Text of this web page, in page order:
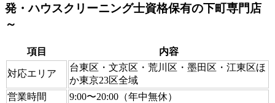
発・ハウスクリーニング士資格保有の下町専門店
～
項目 内容
対応エリア
台東区・文京区・荒川区・墨田区・江東区ほ
か東京23区全域
営業時間
9:00〜20:00（年中無休）